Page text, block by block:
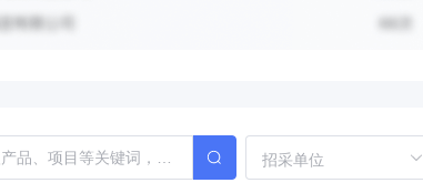
招采单位